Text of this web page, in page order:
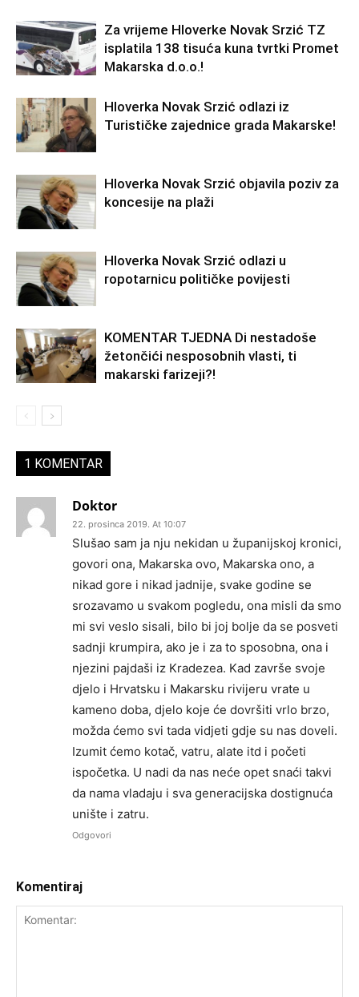
Za vrijeme Hloverke Novak Srzić TZ
isplatila 138 tisuća kuna tvrtki Promet
Makarska d.o.o.!
Hloverka Novak Srzić odlazi iz
Turističke zajednice grada Makarske!
Hloverka Novak Srzić objavila poziv za
koncesije na plaži
Hloverka Novak Srzić odlazi u
ropotarnicu političke povijesti
KOMENTAR TJEDNA Di nestadoše
žetončići nesposobnih vlasti, ti
makarski farizeji?!
1 KOMENTAR
Doktor
22. prosinca 2019. At 10:07
Slušao sam ja nju nekidan u županijskoj kronici,
govori ona, Makarska ovo, Makarska ono, a
nikad gore i nikad jadnije, svake godine se
srozavamo u svakom pogledu, ona misli da smo
mi svi veslo sisali, bilo bi joj bolje da se posveti
sadnji krumpira, ako je i za to sposobna, ona i
njezini pajdaši iz Kradezea. Kad završe svoje
djelo i Hrvatsku i Makarsku rivijeru vrate u
kameno doba, djelo koje će dovršiti vrlo brzo,
možda ćemo svi tada vidjeti gdje su nas doveli.
Izumit ćemo kotač, vatru, alate itd i početi
ispočetka. U nadi da nas neće opet snaći takvi
da nama vladaju i sva generacijska dostignuća
unište i zatru.
Odgovori
Komentiraj